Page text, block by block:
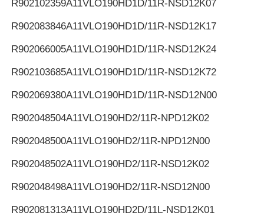
R902102359A11VLO190HD1D/11R-NSD12K07
R902083846A11VLO190HD1D/11R-NSD12K17
R902066005A11VLO190HD1D/11R-NSD12K24
R902103685A11VLO190HD1D/11R-NSD12K72
R902069380A11VLO190HD1D/11R-NSD12N00
R902048504A11VLO190HD2/11R-NPD12K02
R902048500A11VLO190HD2/11R-NPD12N00
R902048502A11VLO190HD2/11R-NSD12K02
R902048498A11VLO190HD2/11R-NSD12N00
R902081313A11VLO190HD2D/11L-NSD12K01